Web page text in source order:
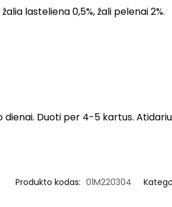
lasteliena 0,5%, žali pelenai 2%.
dienai. Duoti per 4-5 kartus.
Produkto kodas: 01M220304